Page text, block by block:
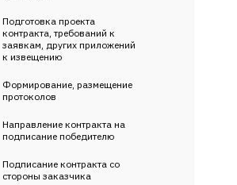
Подготовка проекта
контракта, требований к
заявкам, других приложений
к извещению
Формирование, размещение
протоколов
Направление контракта на
подписание победителю
Подписание контракта со
стороны заказчика